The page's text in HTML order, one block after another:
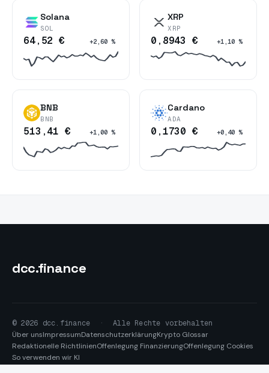
Solana
SOL
64,52 € +2,60 %
XRP
XRP
0,8943 € +1,10 %
BNB
BNB
513,41 € +1,00 %
Cardano
ADA
0,1730 € +0,40 %
dcc.finance
© 2026 dcc.finance ·
Alle Rechte vorbehalten
Über unsImpressumDatenschutzerklärungKrypto Glossar
Redaktionelle RichtlinienOffenlegung FinanzierungOffenlegung Cookies
So verwenden wir KI